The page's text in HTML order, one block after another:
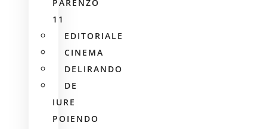
PARENZO
11
EDITORIALE
CINEMA
DELIRANDO
DE
IURE
POIENDO